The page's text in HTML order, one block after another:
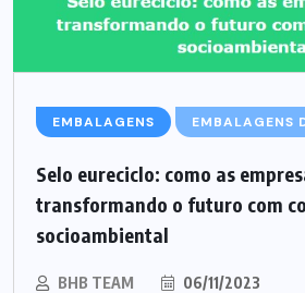
EMBALAGENS EMBALAGENS
Selo eureciclo: como as
transformando o futuro com
socioambiental
BHB TEAM 06/11/2023